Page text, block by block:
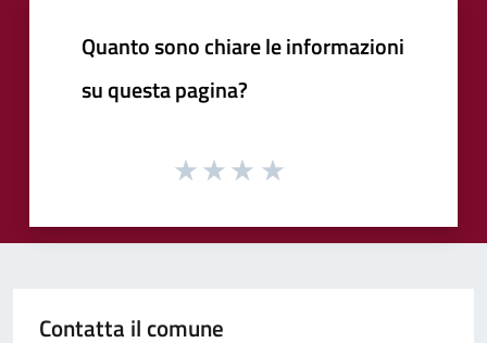
Quanto sono chiare le informazioni
su questa pagina?
Contatta il comune